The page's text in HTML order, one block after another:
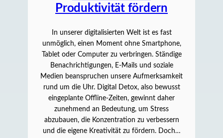
Produktivität fördern
In unserer digitalisierten Welt ist es fast
unmöglich, einen Moment ohne Smartphone,
Tablet oder Computer zu verbringen. Ständige
Benachrichtigungen, E-Mails und soziale
Medien beanspruchen unsere Aufmerksamkeit
rund um die Uhr. Digital Detox, also bewusst
eingeplante Offline-Zeiten, gewinnt daher
zunehmend an Bedeutung, um Stress
abzubauen, die Konzentration zu verbessern
und die eigene Kreativität zu fördern. Doch…